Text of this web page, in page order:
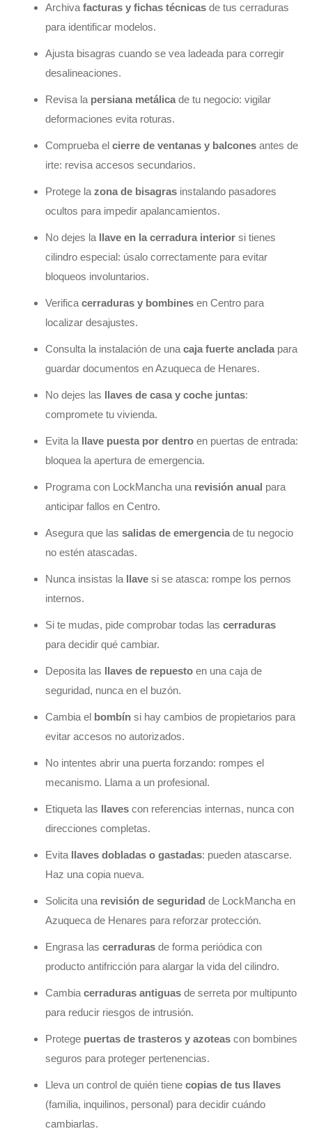
Archiva facturas y fichas técnicas de tus cerraduras
para identificar modelos.
Ajusta bisagras cuando se vea ladeada para corregir
desalineaciones.
Revisa la persiana metálica de tu negocio: vigilar
deformaciones evita roturas.
Comprueba el cierre de ventanas y balcones antes de
irte: revisa accesos secundarios.
Protege la zona de bisagras instalando pasadores
ocultos para impedir apalancamientos.
No dejes la llave en la cerradura interior si tienes
cilindro especial: úsalo correctamente para evitar
bloqueos involuntarios.
Verifica cerraduras y bombines en Centro para
localizar desajustes.
Consulta la instalación de una caja fuerte anclada para
guardar documentos en Azuqueca de Henares.
No dejes las llaves de casa y coche juntas:
compromete tu vivienda.
Evita la llave puesta por dentro en puertas de entrada:
bloquea la apertura de emergencia.
Programa con LockMancha una revisión anual para
anticipar fallos en Centro.
Asegura que las salidas de emergencia de tu negocio
no estén atascadas.
Nunca insistas la llave si se atasca: rompe los pernos
internos.
Si te mudas, pide comprobar todas las cerraduras
para decidir qué cambiar.
Deposita las llaves de repuesto en una caja de
seguridad, nunca en el buzón.
Cambia el bombín si hay cambios de propietarios para
evitar accesos no autorizados.
No intentes abrir una puerta forzando: rompes el
mecanismo. Llama a un profesional.
Etiqueta las llaves con referencias internas, nunca con
direcciones completas.
Evita llaves dobladas o gastadas: pueden atascarse.
Haz una copia nueva.
Solicita una revisión de seguridad de LockMancha en
Azuqueca de Henares para reforzar protección.
Engrasa las cerraduras de forma periódica con
producto antifricción para alargar la vida del cilindro.
Cambia cerraduras antiguas de serreta por multipunto
para reducir riesgos de intrusión.
Protege puertas de trasteros y azoteas con bombines
seguros para proteger pertenencias.
Lleva un control de quién tiene copias de tus llaves
(familia, inquilinos, personal) para decidir cuándo
cambiarlas.